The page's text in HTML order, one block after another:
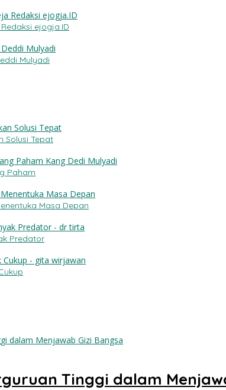
ejogja.ID
Mulyadi
Solusi Tepat
Paham
Masa Depan
Predator
Tinggi dalam